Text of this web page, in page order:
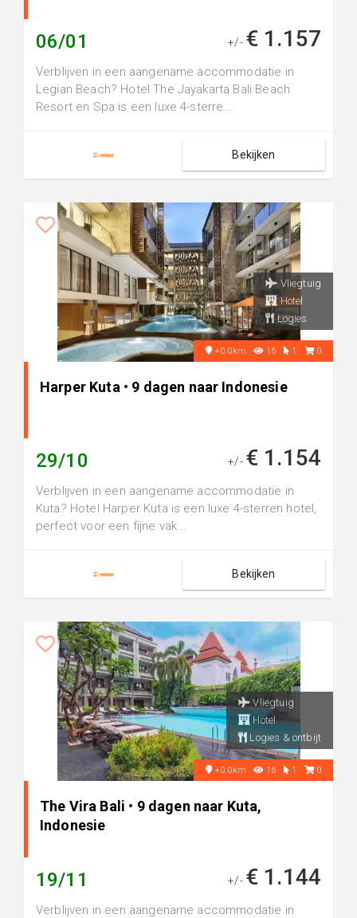
06/01 +/- € 1.157
Verblijven in een aangename accommodatie in
Legian Beach? Hotel The Jayakarta Bali Beach
Resort en Spa is een luxe 4-sterre...
Bekijken
Vliegtuig
Hotel
Logies
+0.0km 16 1 0
Harper Kuta • 9 dagen naar Indonesie
29/10 +/- € 1.154
Verblijven in een aangename accommodatie in
Kuta? Hotel Harper Kuta is een luxe 4-sterren hotel,
perfect voor een fijne vak...
Bekijken
Vliegtuig
Hotel
Logies & ontbijt
+0.0km 16 1 0
The Vira Bali • 9 dagen naar Kuta,
Indonesie
19/11 +/- € 1.144
Verblijven in een aangename accommodatie in